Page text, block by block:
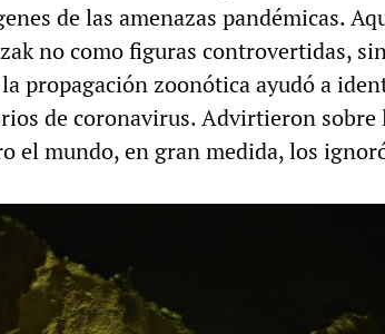
de las amenazas pandémicas.
no como figuras controvertidas,
propagación zoonótica ayudó a
de coronavirus. Advirtieron sobre
el mundo, en gran medida, los